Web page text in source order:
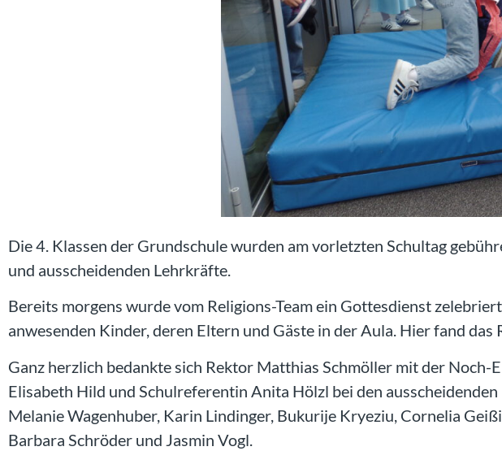
Die 4. Klassen der Grundschule wurden am vorletzten Schultag
und ausscheidenden Lehrkräfte.
Bereits morgens wurde vom Religions-Team ein Gottesdienst
anwesenden Kinder, deren Eltern und Gäste in der Aula. Hier fand
Ganz herzlich bedankte sich Rektor Matthias Schmöller mit der
Elisabeth Hild und Schulreferentin Anita Hölzl bei den
Melanie Wagenhuber, Karin Lindinger, Bukurije Kryeziu, Cornelia
Barbara Schröder und Jasmin Vogl.